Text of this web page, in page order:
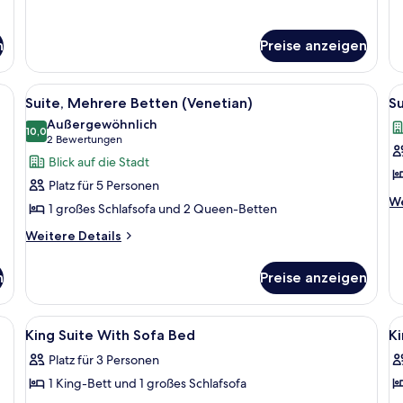
Schlafsofa
Preise anzeigen
Queen bed) | Hochwertige Bettwaren, Minibar, Zimmersafe, Schreibtisch
Alle
Fotos
für
Suite,
Mehrere
Betten
(Venetian)
anzeigen
Ein Hotelzimmer mit einer Couch,
6
Suite, Mehrere Betten (Venetian)
10,010,0 von 10
Außergewöhnlich
2 Bewertungen
(2
Bewertungen)
Blick auf die Stadt
Platz für 5 Personen
1 großes Schlafsofa und 2 Queen-Betten
Weitere Details
Weitere
Mehrere
Betten
(Venetian)
Preise anzeigen
Zimmersafe, Schreibtisch
Alle
Fotos
für
King
Ein Hotelzimmer mit einem großen
4
King Suite With Sofa Bed
Platz für 3 Personen
1 King-Bett und 1 großes Schlafsofa